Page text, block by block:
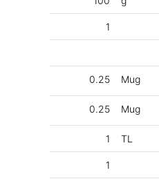
1
0.25 Mug
0.25 Mug
1 TL
1